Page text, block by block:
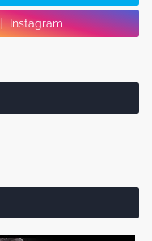
Instagram